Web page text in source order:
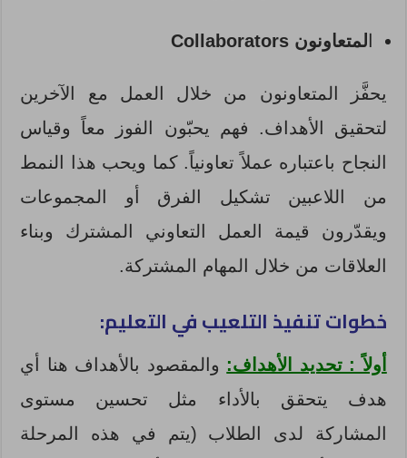
لمتعاونونCollaborators
يحفَّز المتعاونون من خلال العمل مع الآخرين
لتحقيق الأهداف. فهم يحبّون الفوز معاً وقياس
النجاح باعتباره عملاً تعاونياً. كما ويحب هذا النمط
من اللاعبين تشكيل الفرق أو المجموعات
ويقدّرون قيمة العمل التعاوني المشترك وبناء
العلاقات من خلال المهام المشتركة.
خطوات تنفيذ التلعيب في التعليم:
أولاً : تحديد الأهداف: والمقصود بالأهداف هنا أي
هدف يتحقق بالأداء مثل تحسين مستوى
المشاركة لدى الطلاب (يتم في هذه المرحلة